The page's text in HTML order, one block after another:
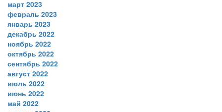
март 2023
февраль 2023
январь 2023
декабрь 2022
ноябрь 2022
октябрь 2022
сентябрь 2022
август 2022
июль 2022
июнь 2022
май 2022